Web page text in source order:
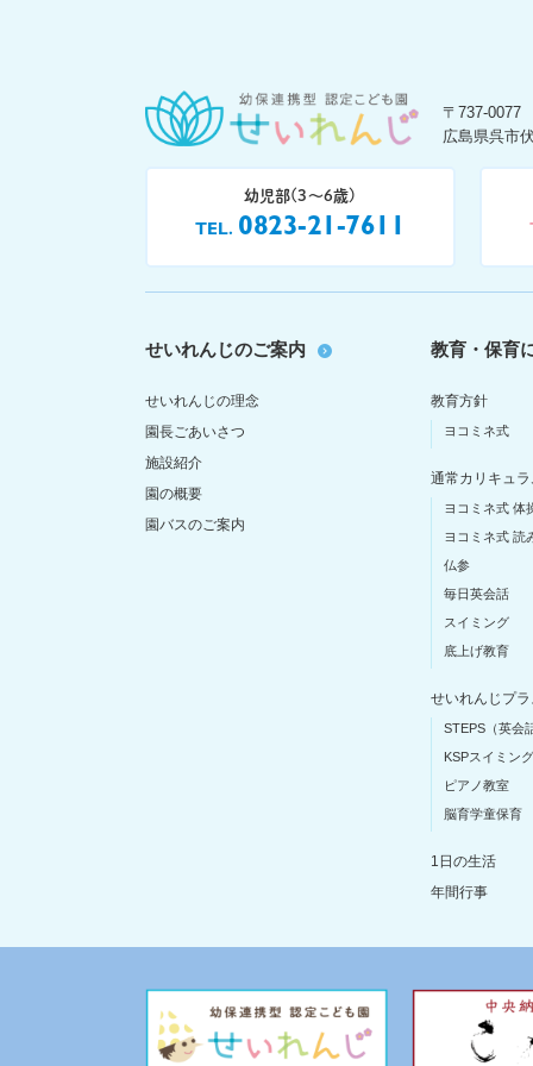
〒737-0077
広島県呉市
幼児部(3〜6歳)
TEL 0823-21-7611
せいれんじのご案内
せいれんじの理念
園長ごあいさつ
施設紹介
園の概要
園バスのご案内
教育・保育
教育方針
ヨコミネ式
通常カリキュラ
ヨコミネ式 体
ヨコミネ式 読
仏参
毎日英会話
スイミング
底上げ教育
せいれんじプ
STEPS（英会
KSPスイミン
ピアノ教室
脳育学童保育
1日の生活
年間行事